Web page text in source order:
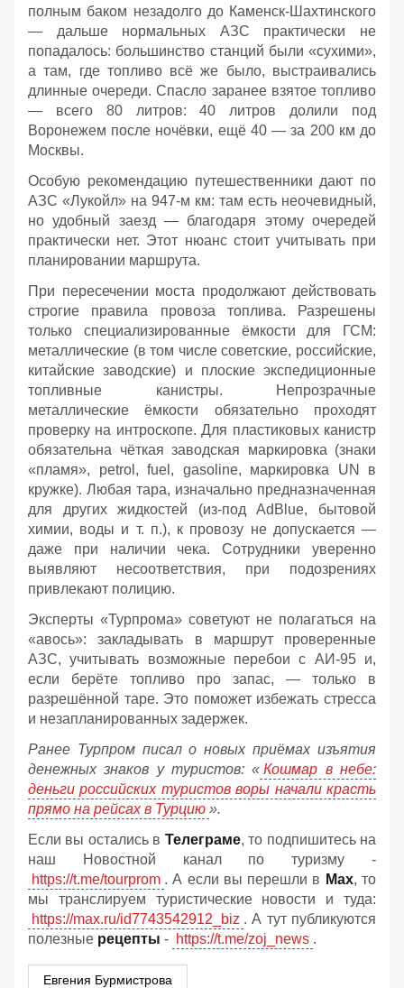
полным баком незадолго до Каменск‑Шахтинского
— дальше нормальных АЗС практически не
попадалось: большинство станций были «сухими»,
а там, где топливо всё же было, выстраивались
длинные очереди. Спасло заранее взятое топливо
— всего 80 литров: 40 литров долили под
Воронежем после ночёвки, ещё 40 — за 200 км до
Москвы.
Особую рекомендацию путешественники дают по
АЗС «Лукойл» на 947‑м км: там есть неочевидный,
но удобный заезд — благодаря этому очередей
практически нет. Этот нюанс стоит учитывать при
планировании маршрута.
При пересечении моста продолжают действовать
строгие правила провоза топлива. Разрешены
только специализированные ёмкости для ГСМ:
металлические (в том числе советские, российские,
китайские заводские) и плоские экспедиционные
топливные канистры. Непрозрачные
металлические ёмкости обязательно проходят
проверку на интроскопе. Для пластиковых канистр
обязательна чёткая заводская маркировка (знаки
«пламя», petrol, fuel, gasoline, маркировка UN в
кружке). Любая тара, изначально предназначенная
для других жидкостей (из‑под AdBlue, бытовой
химии, воды и т. п.), к провозу не допускается —
даже при наличии чека. Сотрудники уверенно
выявляют несоответствия, при подозрениях
привлекают полицию.
Эксперты «Турпрома» советуют не полагаться на
«авось»: закладывать в маршрут проверенные
АЗС, учитывать возможные перебои с АИ‑95 и,
если берёте топливо про запас, — только в
разрешённой таре. Это поможет избежать стресса
и незапланированных задержек.
Ранее Турпром писал о новых приёмах изъятия
денежных знаков у туристов: « Кошмар в небе:
деньги российских туристов воры начали красть
прямо на рейсах в Турцию ».
Если вы остались в Телеграме, то подпишитесь на
наш Новостной канал по туризму -
https://t.me/tourprom . А если вы перешли в Мах, то
мы транслируем туристические новости и туда:
https://max.ru/id7743542912_biz . А тут публикуются
полезные рецепты - https://t.me/zoj_news .
Евгения Бурмистрова